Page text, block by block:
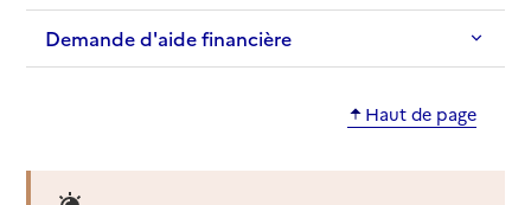
Demande d'aide financière
Haut de page